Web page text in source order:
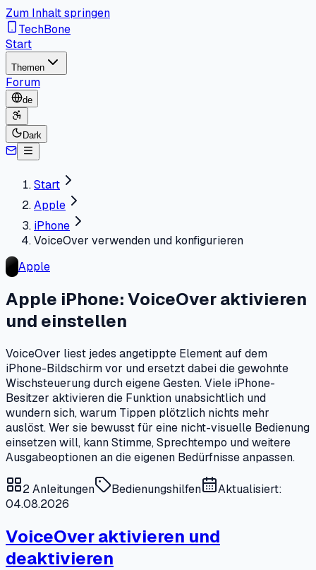
Zum Inhalt springen
TechBone
Start
Themen
Forum
de
Dark
Start
Apple
iPhone
VoiceOver verwenden und konfigurieren
Apple
Apple iPhone: VoiceOver aktivieren
und einstellen
VoiceOver liest jedes angetippte Element auf dem
iPhone-Bildschirm vor und ersetzt dabei die gewohnte
Wischsteuerung durch eigene Gesten. Viele iPhone-
Besitzer aktivieren die Funktion unabsichtlich und
wundern sich, warum Tippen plötzlich nichts mehr
auslöst. Wer sie bewusst für eine nicht-visuelle Bedienung
einsetzen will, kann Stimme, Sprechtempo und weitere
Ausgabeoptionen an die eigenen Bedürfnisse anpassen.
2Anleitungen Bedienungshilfen
Aktualisiert:
04.08.2026
VoiceOver aktivieren und
deaktivieren